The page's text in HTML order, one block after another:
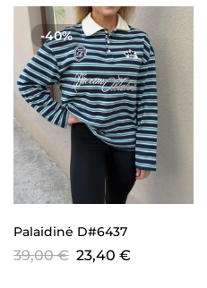
-40%
Palaidinė D#6437
39,00€ 23,40 €